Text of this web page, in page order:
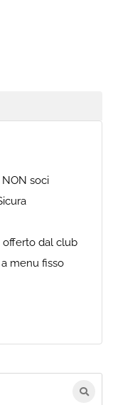
soci
offerto dal club
menu fisso